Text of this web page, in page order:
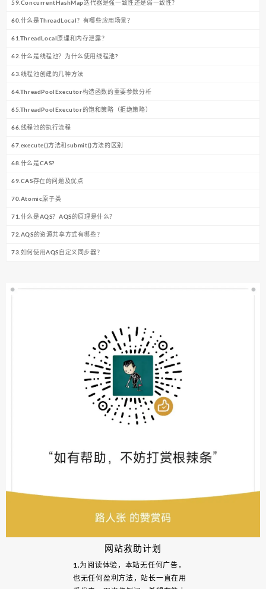
网站救助计划
1.为阅读体验，本站无任何广告，
也无任何盈利方法，站长一直在用
59.ConcurrentHashMap迭代器是强一致性还是弱一致性？
60.什么是ThreadLocal？有哪些应用场景？
61.ThreadLocal原理和内存泄露？
62.什么是线程池？为什么使用线程池?
63.线程池创建的几种方法
64.ThreadPoolExecutor构造函数的重要参数分析
65.ThreadPoolExecutor的饱和策略（拒绝策略）
66.线程池的执行流程
67.execute()方法和submit()方法的区别
68.什么是CAS?
69.CAS存在的问题及优点
70.Atomic原子类
71.什么是AQS？AQS的原理是什么？
72.AQS的资源共享方式有哪些？
73.如何使用AQS自定义同步器？